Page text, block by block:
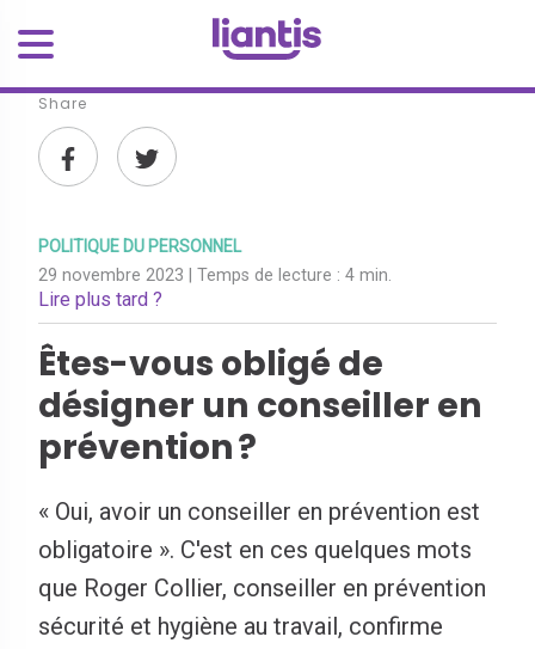
Share
POLITIQUE DU PERSONNEL
29 novembre 2023 | Temps de lecture : 4 min.
Lire plus tard ?
Êtes-vous obligé de
désigner un conseiller en
prévention ?
« Oui, avoir un conseiller en prévention est
obligatoire ». C'est en ces quelques mots
que Roger Collier, conseiller en prévention
sécurité et hygiène au travail, confirme